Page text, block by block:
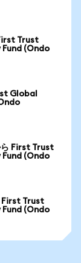
Trust
(Ondo
Global
First Trust
(Ondo
First Trust
(Ondo